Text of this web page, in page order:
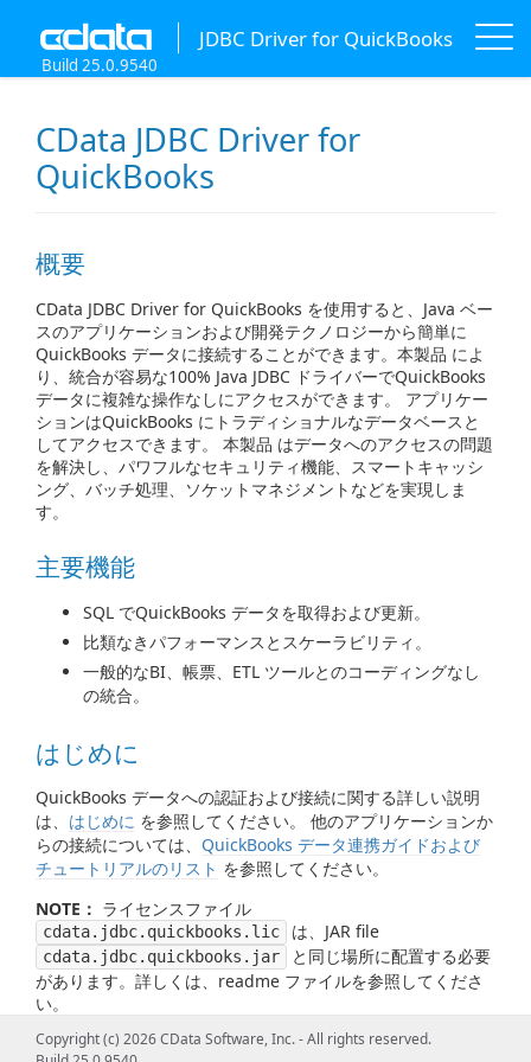
JDBC Driver for QuickBooks
Build 25.0.9540
CData JDBC Driver for
QuickBooks
概要
CData JDBC Driver for QuickBooks を使用すると、Java ベー
スのアプリケーションおよび開発テクノロジーから簡単に
QuickBooks データに接続することができます。本製品 によ
り、統合が容易な100% Java JDBC ドライバーでQuickBooks
データに複雑な操作なしにアクセスができます。 アプリケー
ションはQuickBooks にトラディショナルなデータベースと
してアクセスできます。 本製品 はデータへのアクセスの問題
を解決し、パワフルなセキュリティ機能、スマートキャッシ
ング、バッチ処理、ソケットマネジメントなどを実現しま
す。
主要機能
SQL でQuickBooks データを取得および更新。
比類なきパフォーマンスとスケーラビリティ。
一般的なBI、帳票、ETL ツールとのコーディングなし
の統合。
はじめに
QuickBooks データへの認証および接続に関する詳しい説明
は、 はじめに を参照してください。 他のアプリケーションか
らの接続については、 QuickBooks データ連携ガイドおよび
チュートリアルのリスト を参照してください。
NOTE： ライセンスファイル
cdata.jdbc.quickbooks.lic は、JAR file
cdata.jdbc.quickbooks.jar
と同じ場所に配置する必要
があります。詳しくは、readme ファイルを参照してくださ
い。
Copyright (c) 2026 CData Software, Inc. - All rights reserved.